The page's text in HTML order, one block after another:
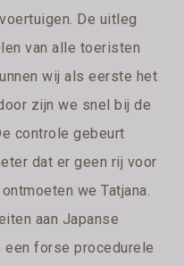
De uitleg
van alle toeristen
wij als eerste het
zijn we snel bij de
controle gebeurt
dat er geen rij voor
we Tatjana.
aan Japanse
forse procedurele